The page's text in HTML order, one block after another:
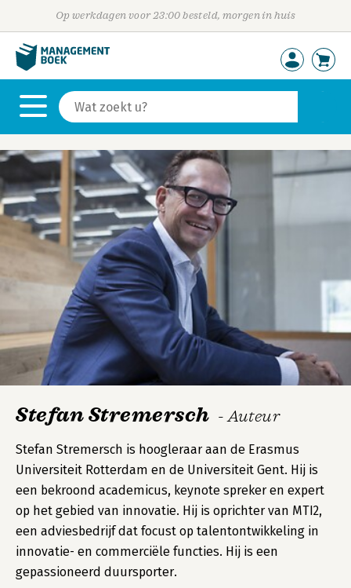
Op werkdagen voor 23:00 besteld, morgen in huis
Stefan Stremersch - Auteur
Stefan Stremersch is hoogleraar aan de Erasmus
Universiteit Rotterdam en de Universiteit Gent. Hij is
een bekroond academicus, keynote spreker en expert
op het gebied van innovatie. Hij is oprichter van MTI2,
een adviesbedrijf dat focust op talentontwikkeling in
innovatie- en commerciële functies. Hij is een
gepassioneerd duursporter.